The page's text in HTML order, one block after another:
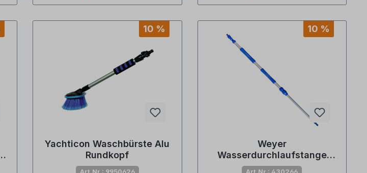
10 %
Yachticon Waschbürste Alu
Rundkopf
10 %
Weyer
Wasserdurchlaufstange
ausziehbar 80 - 150 cm